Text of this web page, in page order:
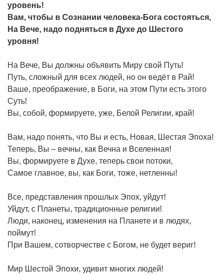
уровень!
Вам, чтобы в Сознании человека-Бога состояться,
На Вече, надо подняться в Духе до Шестого
уровня!
На Вече, Вы должны объявить Миру свой Путь!
Путь, сложный для всех людей, но он ведёт в Рай!
Ваше, преображение, в Боги, на этом Пути есть этого
Суть!
Вы, собой, формируете, уже, Белой Религии, край!
Вам, надо понять, что Вы и есть, Новая, Шестая Эпоха!
Теперь, Вы – вечны, как Вечна и Вселенная!
Вы, формируете в Духе, теперь свои потоки,
Самое главное, вы, как Боги, тоже, нетленны!
Все, представления прошлых Эпох, уйдут!
Уйдут, с Планеты, традиционные религии!
Люди, наконец, изменения на Планете и в людях,
поймут!
При Вашем, сотворчестве с Богом, не будет вериг!
Мир Шестой Эпохи, удивит многих людей!